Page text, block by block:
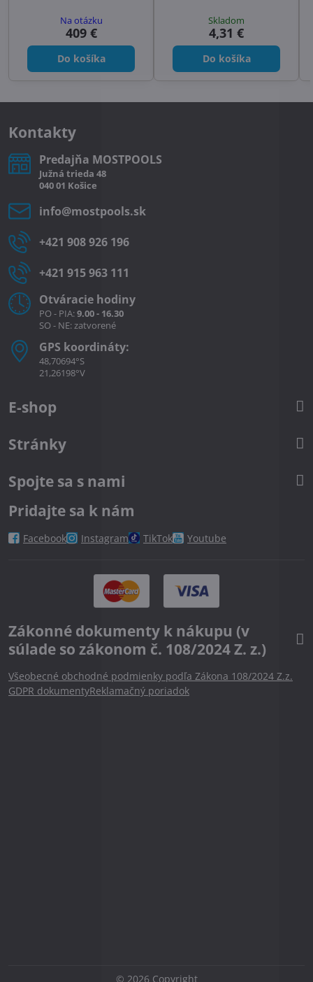
Na otázku
409 €
Do košíka
Skladom
4,31 €
Do košíka
Kontakty
Predajňa MOSTPOOLS
Južná trieda 48
040 01 Košice
info​@mostpools​.sk
+421 908 926 196
+421 915 963 111
Otváracie hodiny
PO - PIA:9.00 - 16.30
SO - NE: zatvorené
GPS koordináty:
48,70694°S
21,26198°V
E-shop
Stránky
Spojte sa s nami
Pridajte sa k nám
Facebook Instagram TikTok Youtube
Zákonné dokumenty k nákupu (v
súlade so zákonom č. 108/2024 Z. z.)
Všeobecné obchodné podmienky podľa Zákona 108/2024 Z.z.
GDPR dokumentyReklamačný poriadok
© 2026 Copyright